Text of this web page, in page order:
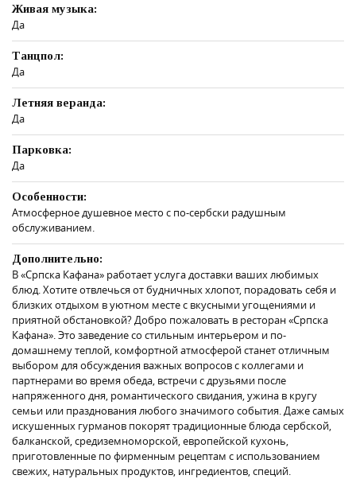
Живая музыка:
Да
Танцпол:
Да
Летняя веранда:
Да
Парковка:
Да
Особенности:
Атмосферное душевное место с по-сербски радушным
обслуживанием.
Дополнительно:
В «Српска Кафана» работает услуга доставки ваших любимых
блюд. Хотите отвлечься от будничных хлопот, порадовать себя и
близких отдыхом в уютном месте с вкусными угощениями и
приятной обстановкой? Добро пожаловать в ресторан «Српска
Кафана». Это заведение со стильным интерьером и по-
домашнему теплой, комфортной атмосферой станет отличным
выбором для обсуждения важных вопросов с коллегами и
партнерами во время обеда, встречи с друзьями после
напряженного дня, романтического свидания, ужина в кругу
семьи или празднования любого значимого события. Даже самых
искушенных гурманов покорят традиционные блюда сербской,
балканской, средиземноморской, европейской кухонь,
приготовленные по фирменным рецептам с использованием
свежих, натуральных продуктов, ингредиентов, специй.